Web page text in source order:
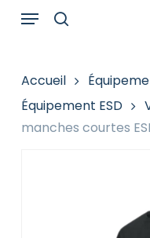
Recherche
Menu
Accueil
Équipement ESD
manches courtes